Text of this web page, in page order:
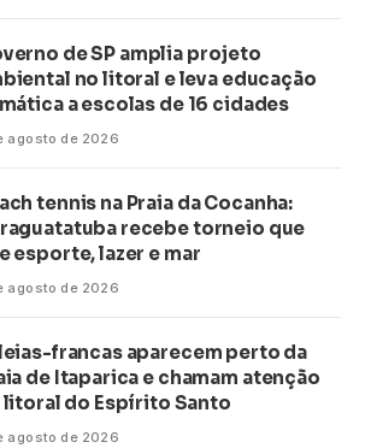
de SP amplia projeto
no litoral e leva educação
a escolas de 16 cidades
agosto de 2026
tennis na Praia da Cocanha:
recebe torneio que
esporte, lazer e mar
agosto de 2026
francas aparecem perto da
de Itaparica e chamam atenção
litoral do Espírito Santo
agosto de 2026